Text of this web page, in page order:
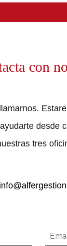
con
desde
tres